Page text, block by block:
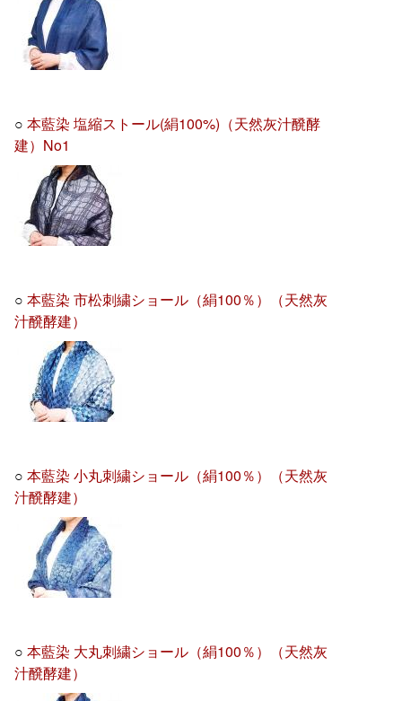
○本藍染 塩縮ストール(絹100%)（天然灰汁醗酵
建）No1
○本藍染 市松刺繍ショール（絹100％）（天然灰
汁醗酵建）
○本藍染 小丸刺繍ショール（絹100％）（天然灰
汁醗酵建）
○本藍染 大丸刺繍ショール（絹100％）（天然灰
汁醗酵建）